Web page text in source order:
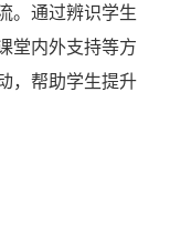
。通过辨识学生
堂内外支持等方
，帮助学生提升